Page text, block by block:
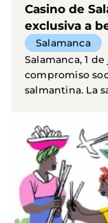
Casino de
exclusiva a
Salamanca
Salamanca, 1
compromiso
salmantina. La